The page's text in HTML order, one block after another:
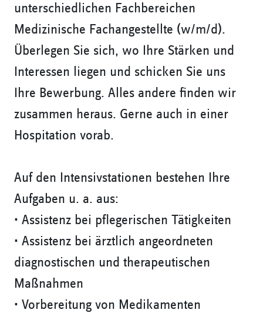
unterschiedlichen Fachbereichen
Medizinische Fachangestellte (w/m/d).
Überlegen Sie sich, wo Ihre Stärken und
Interessen liegen und schicken Sie uns
Ihre Bewerbung. Alles andere finden wir
zusammen heraus. Gerne auch in einer
Hospitation vorab.
Auf den Intensivstationen bestehen Ihre
Aufgaben u. a. aus:
• Assistenz bei pflegerischen Tätigkeiten
• Assistenz bei ärztlich angeordneten
diagnostischen und therapeutischen
Maßnahmen
• Vorbereitung von Medikamenten